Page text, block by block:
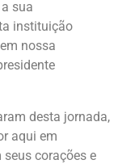
sua
instituição
nossa
desta jornada,
aqui em
corações e